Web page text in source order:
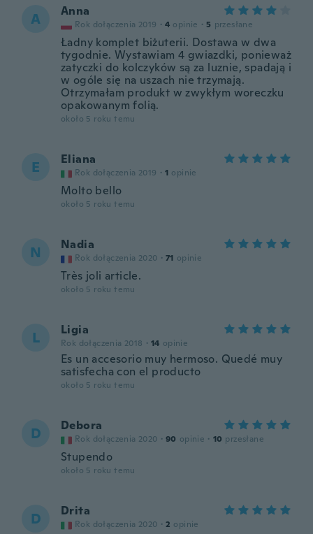
A Anna
Rok dołączenia 2019 · 4 opinie · 5 przesłane
Ładny komplet biżuterii. Dostawa w dwa
tygodnie. Wystawiam 4 gwiazdki, ponieważ
zatyczki do kolczyków są za luznie, spadają i
w ogóle się na uszach nie trzymają.
Otrzymałam produkt w zwykłym woreczku
opakowanym folią.
około 5 roku temu
E Eliana
Rok dołączenia 2019 · 1 opinie
Molto bello
około 5 roku temu
N Nadia
Rok dołączenia 2020 · 71 opinie
Très joli article.
około 5 roku temu
L Ligia
Rok dołączenia 2018 · 14 opinie
Es un accesorio muy hermoso. Quedé muy
satisfecha con el producto
około 5 roku temu
D Debora
Rok dołączenia 2020 · 90 opinie · 10 przesłane
Stupendo
około 5 roku temu
D Drita
Rok dołączenia 2020 · 2 opinie